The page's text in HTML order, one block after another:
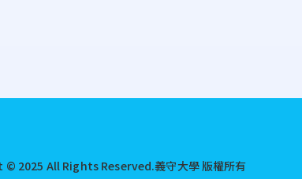
2025 All Rights Reserved.義守大學 版權所有